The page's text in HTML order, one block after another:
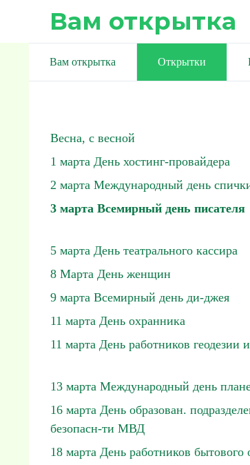
Вам открытка
Вам открытка Открытки
Весна, с весной
1 марта День хостинг-провайдера
2 марта Международный день
3 марта Всемирный день писателя
5 марта День театрального кассира
8 Марта День женщин
9 марта Всемирный день ди-джея
11 марта День охранника
11 марта День работников геодезии
13 марта Международный день
16 марта День образован.
безопасн-ти МВД
18 марта День работников бытового